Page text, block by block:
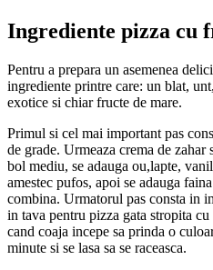
Ingrediente pizza cu
Pentru a prepara un asemenea
ingrediente printre care: un blat,
exotice si chiar fructe de mare.
Primul si cel mai important pas
de grade. Urmeaza crema de zahar
bol mediu, se adauga ou,lapte,
amestec pufos, apoi se adauga
combina. Urmatorul pas consta in
in tava pentru pizza gata stropita
cand coaja incepe sa prinda o
minute si se lasa sa se raceasca.